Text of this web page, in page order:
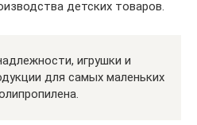
детских товаров.
игрушки и
для самых маленьких